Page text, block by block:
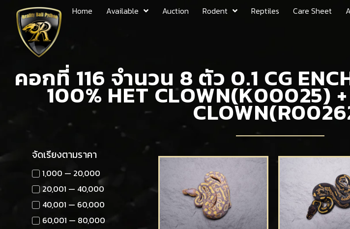
Home Available Auction Rodent Reptiles Care Sheet
คอกที่ 116 จำนวน 8 ตัว 0.1 CG
100% HET CLOWN(K00025)
จัดเรียงตามราคา
1,000 — 20,000
20,001 — 40,000
40,001 — 60,000
60,001 — 80,000